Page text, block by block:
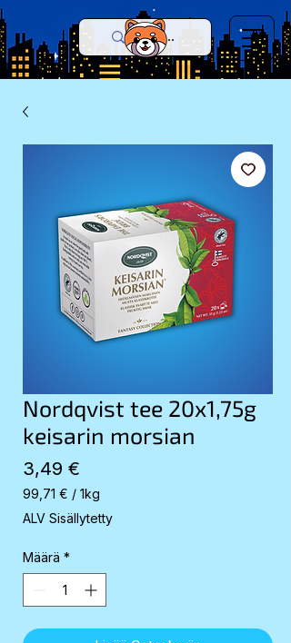
Nordqvist tee 20x1,75g
keisarin morsian
3,49 €
99,71 € / 1kg
99,71 €
per
Kilogram
ALV Sisällytetty
Määrä *